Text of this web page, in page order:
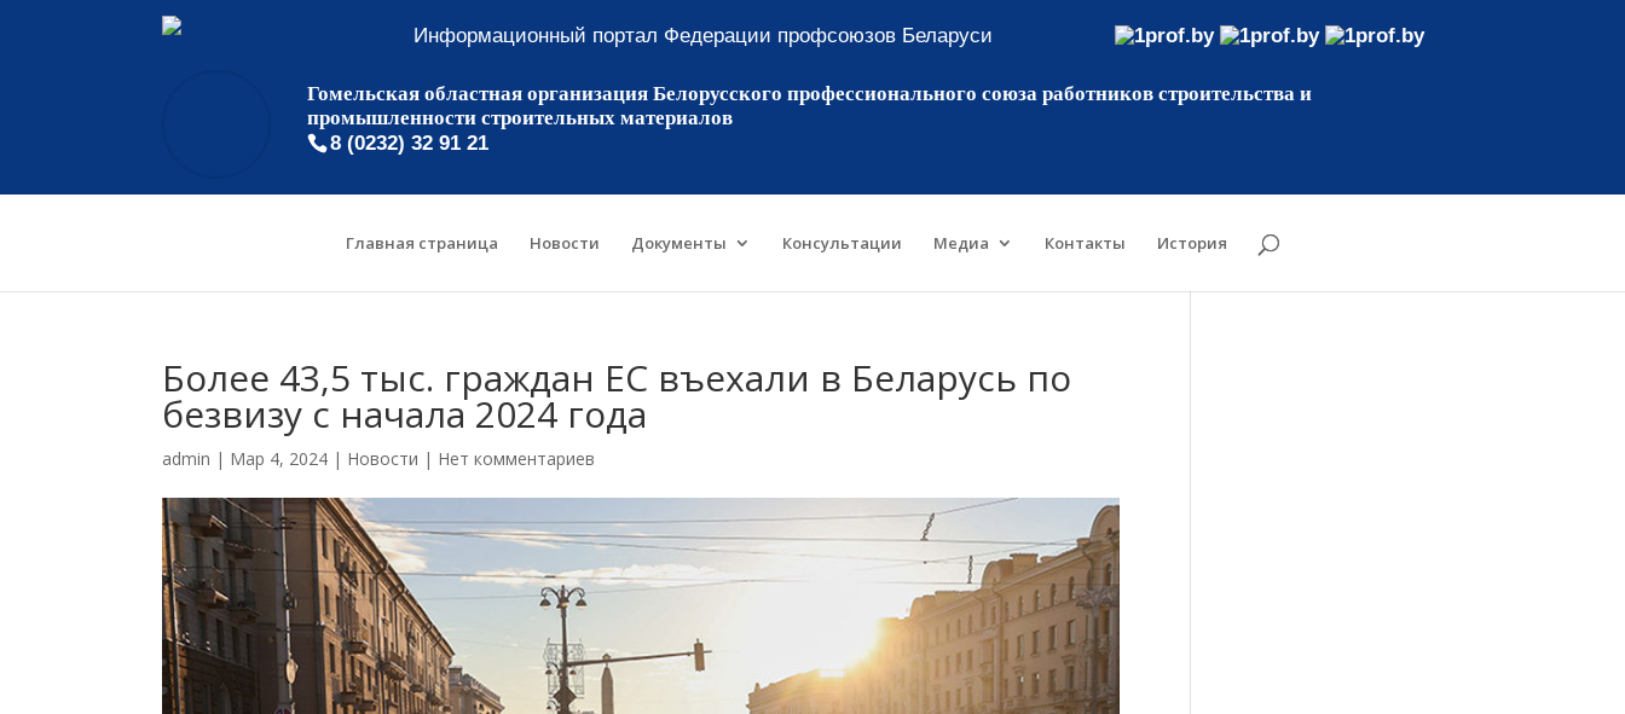
Информационный портал Федерации профсоюзов Беларуси
Гомельская областная организация Белорусского профессионального союза работников строительства и
промышленности строительных материалов
8 (0232) 32 91 21
Главная страница Новости Документы Консультации Медиа Контакты История
Более 43,5 тыс. граждан ЕС въехали в Беларусь по
безвизу с начала 2024 года
admin | Мар 4, 2024 | Новости | Нет комментариев